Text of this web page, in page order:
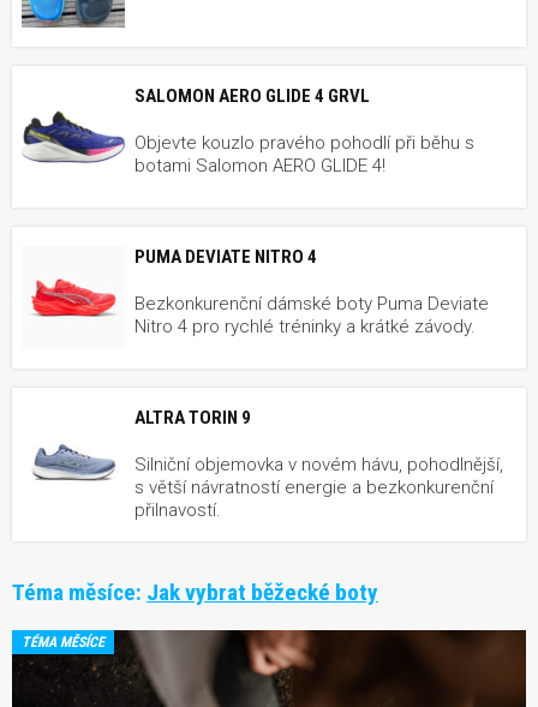
SALOMON AERO GLIDE 4 GRVL
Objevte kouzlo pravého pohodlí při běhu s
botami Salomon AERO GLIDE 4!
PUMA DEVIATE NITRO 4
Bezkonkurenční dámské boty Puma Deviate
Nitro 4 pro rychlé tréninky a krátké závody.
ALTRA TORIN 9
Silniční objemovka v novém hávu, pohodlnější,
s větší návratností energie a bezkonkurenční
přilnavostí.
Téma měsíce: Jak vybrat běžecké boty
TÉMA MĚSÍCE